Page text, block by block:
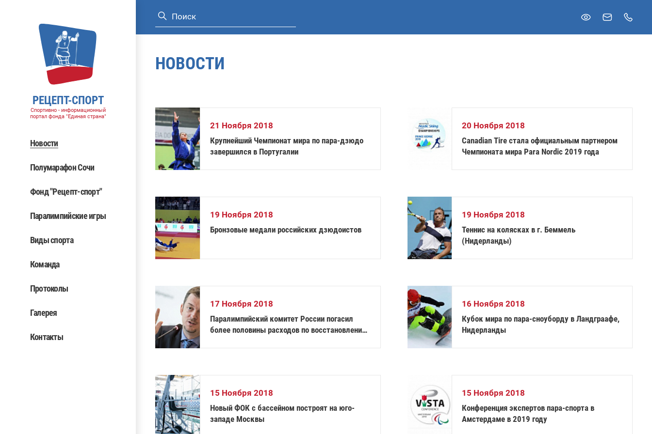
РЕЦЕПТ-СПОРТ
Спортивно - информационный
портал фонда "Единая страна"
Новости
Полумарафон Сочи
Фонд "Рецепт-спорт"
Паралимпийские игры
Виды спорта
Команда
Протоколы
Галерея
Контакты
НОВОСТИ
21 Ноября 2018
Крупнейший Чемпионат мира по пара-дзюдо
завершился в Португалии
20 Ноября 2018
Canadian Tire стала официальным партнером
Чемпионата мира Para Nordic 2019 года
19 Ноября 2018
Бронзовые медали российских дзюдоистов
19 Ноября 2018
Теннис на колясках в г. Беммель
(Нидерланды)
17 Ноября 2018
Паралимпийский комитет России погасил
более половины расходов по восстановлению
16 Ноября 2018
Кубок мира по пара-сноуборду в Ландграафе,
Нидерланды
15 Ноября 2018
Новый ФОК с бассейном построят на юго-
западе Москвы
15 Ноября 2018
Конференция экспертов пара-спорта в
Амстердаме в 2019 году